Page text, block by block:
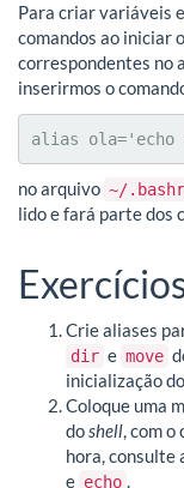
Para criar variáveis
comandos ao iniciar o
correspondentes no
inserirmos o
alias ola='echo
no arquivo ~/
lido e fará parte dos
Crie aliases
dir e move
inicialização do
Coloque uma
doshell, com o
hora, consulte
e echo .